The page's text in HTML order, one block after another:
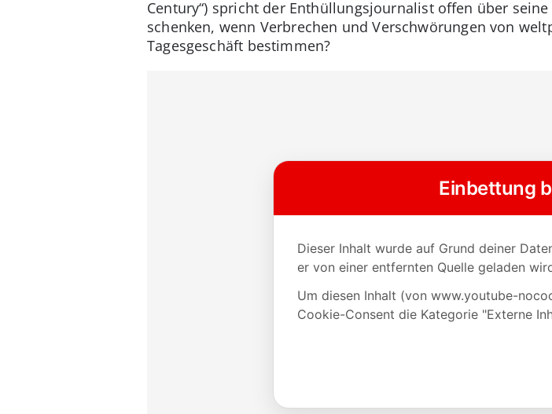
Century“) spricht der Enthüllungsjournalist offen über
schenken, wenn Verbrechen und Verschwörungen von
Tagesgeschäft bestimmen?